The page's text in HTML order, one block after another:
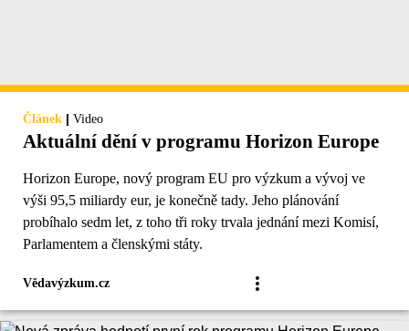
Článek | Video
Aktuální dění v programu Horizon Europe
Horizon Europe, nový program EU pro výzkum a vývoj ve
výši 95,5 miliardy eur, je konečně tady. Jeho plánování
probíhalo sedm let, z toho tři roky trvala jednání mezi Komisí,
Parlamentem a členskými státy.
Vědavýzkum.cz